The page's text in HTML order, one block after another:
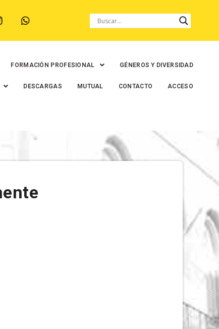
FORMACIÓN PROFESIONAL GÉNEROS Y DIVERSIDAD
DESCARGAS MUTUAL CONTACTO ACCESO